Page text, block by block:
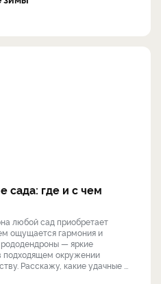
сада: где и с чем
любой сад приобретает
ощущается гармония и
— яркие
подходящем окружении
Расскажу, какие удачные ...